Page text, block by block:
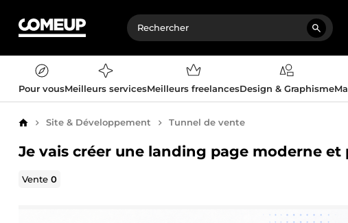
Pour vousMeilleurs servicesMeilleurs freelancesDesign & Graphisme
AccueilSite & Développement Tunnel de vente
Je vais créer une landing page moderne
Vente0